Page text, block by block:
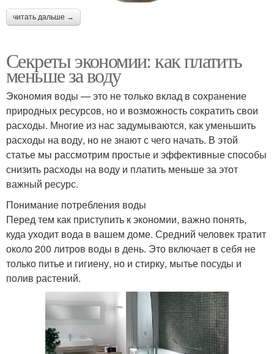
читать дальше →
Секреты экономии: как платить
меньше за воду
Экономия воды — это не только вклад в сохранение
природных ресурсов, но и возможность сократить свои
расходы. Многие из нас задумываются, как уменьшить
расходы на воду, но не знают с чего начать. В этой
статье мы рассмотрим простые и эффективные способы
снизить расходы на воду и платить меньше за этот
важный ресурс.
Понимание потребления воды
Перед тем как приступить к экономии, важно понять,
куда уходит вода в вашем доме. Средний человек тратит
около 200 литров воды в день. Это включает в себя не
только питье и гигиену, но и стирку, мытье посуды и
полив растений.